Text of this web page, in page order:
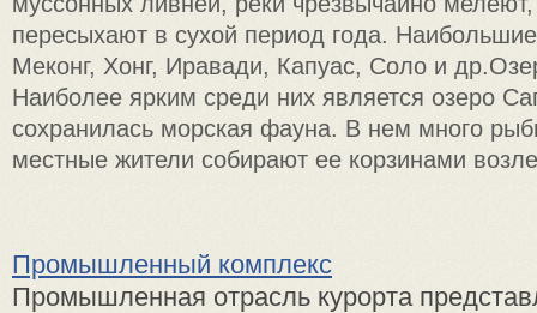
пересыхают в сухой период года.
Меконг, Хонг, Иравади, Капуас, Соло и
Наиболее ярким среди них является озеро
сохранилась морская фауна. В нем много
местные жители собирают ее корзинами
Промышленный комплекс
Промышленная отрасль курорта